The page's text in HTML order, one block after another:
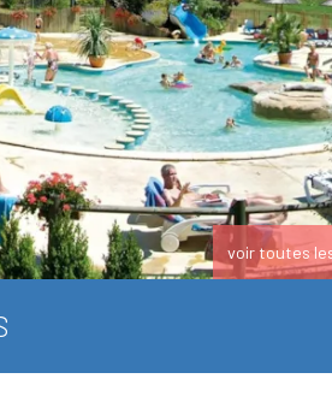
voir toutes